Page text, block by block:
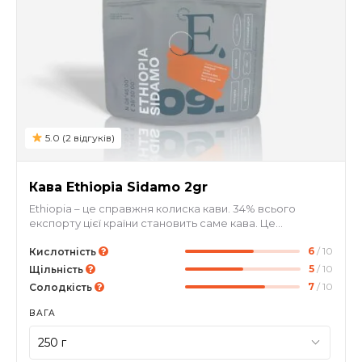
5.0 (2 відгуків)
Кава Ethiopia Sidamo 2gr
Ethiopia – це справжня колиска кави. 34% всього
експорту цієї країни становить саме кава. Це
умовах ідеального мікроклімату. Завдяки митій
обробці чашка виходить мʼякою, збалансованою та з
чудовою гармонією смакових ноток какао, бергамоту,
ароматних білих квітів та тростинного цукру.
Кислотність 6 / 10
Щільність
5 / 10
Солодкість
7 / 10
ВАГА